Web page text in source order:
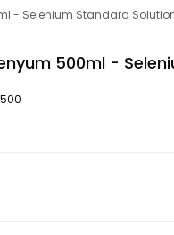
- Selenium Standard
500ml -